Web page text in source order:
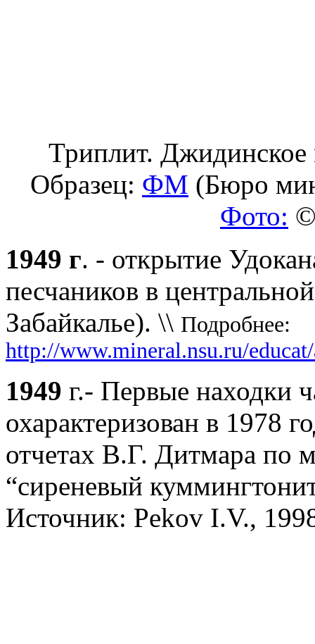
Триплит.
Образец: ФМ (Бюро
Фото:
1949 г. - открытие
песчаников в
Забайкалье). \\ Подробнее:
http://www.mineral.nsu.ru/
1949 г.- Первые находки
охарактеризован в 1978
отчетах В.Г. Дитмара по
“сиреневый
Источник: Pekov I.V.,